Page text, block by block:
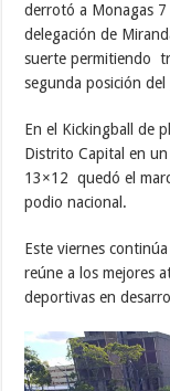
derrotó a Monagas
delegación de
suerte permitiendo
segunda posición
En el Kickingball de
Distrito Capital en
13×12 quedó el
podio nacional.
Este viernes
reúne a los mejores
deportivas en